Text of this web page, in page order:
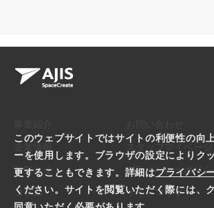
お知らせ
コラム
プライバシーポリ
サイトマップ
このウェブサイトではサイトの利便性の向
ーを使用します。ブラウザの設定によりク
更することもできます。詳細はプライバシ
ください。サイトを閲覧いただく際には、